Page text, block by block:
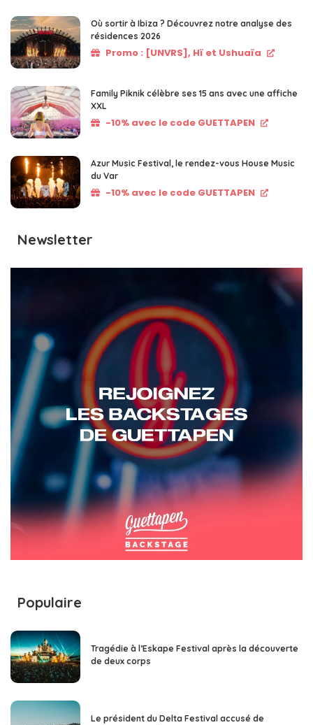
Où sortir à Ibiza ? Découvrez notre analyse des
résidences 2026
Promo : [UNVRS], Hï et Ushuaïa
Family Piknik célèbre ses 15 ans avec une affiche
XXL
-10% avec le code GUETTAPEN
Azur Music Festival, le rendez-vous House Music
du Var
-10% avec le code GUETTAPEN
Newsletter
Populaire
Tragédie à l’Eskape Festival après la découverte
de deux corps
Le président du Delta Festival accusé de